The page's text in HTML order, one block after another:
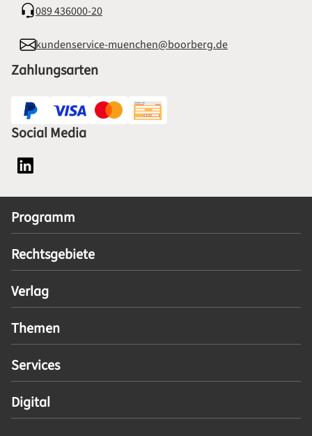
089 436000-20
kundenservice-muenchen@boorberg.de
Zahlungsarten
Social Media
Social Media Plattform LinkedIn
Programm
Rechtsgebiete
Verlag
Themen
Services
Digital